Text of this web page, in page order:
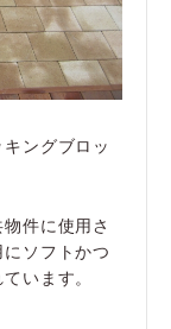
ングブロッ
件に使用さ
ソフトかつ
います。